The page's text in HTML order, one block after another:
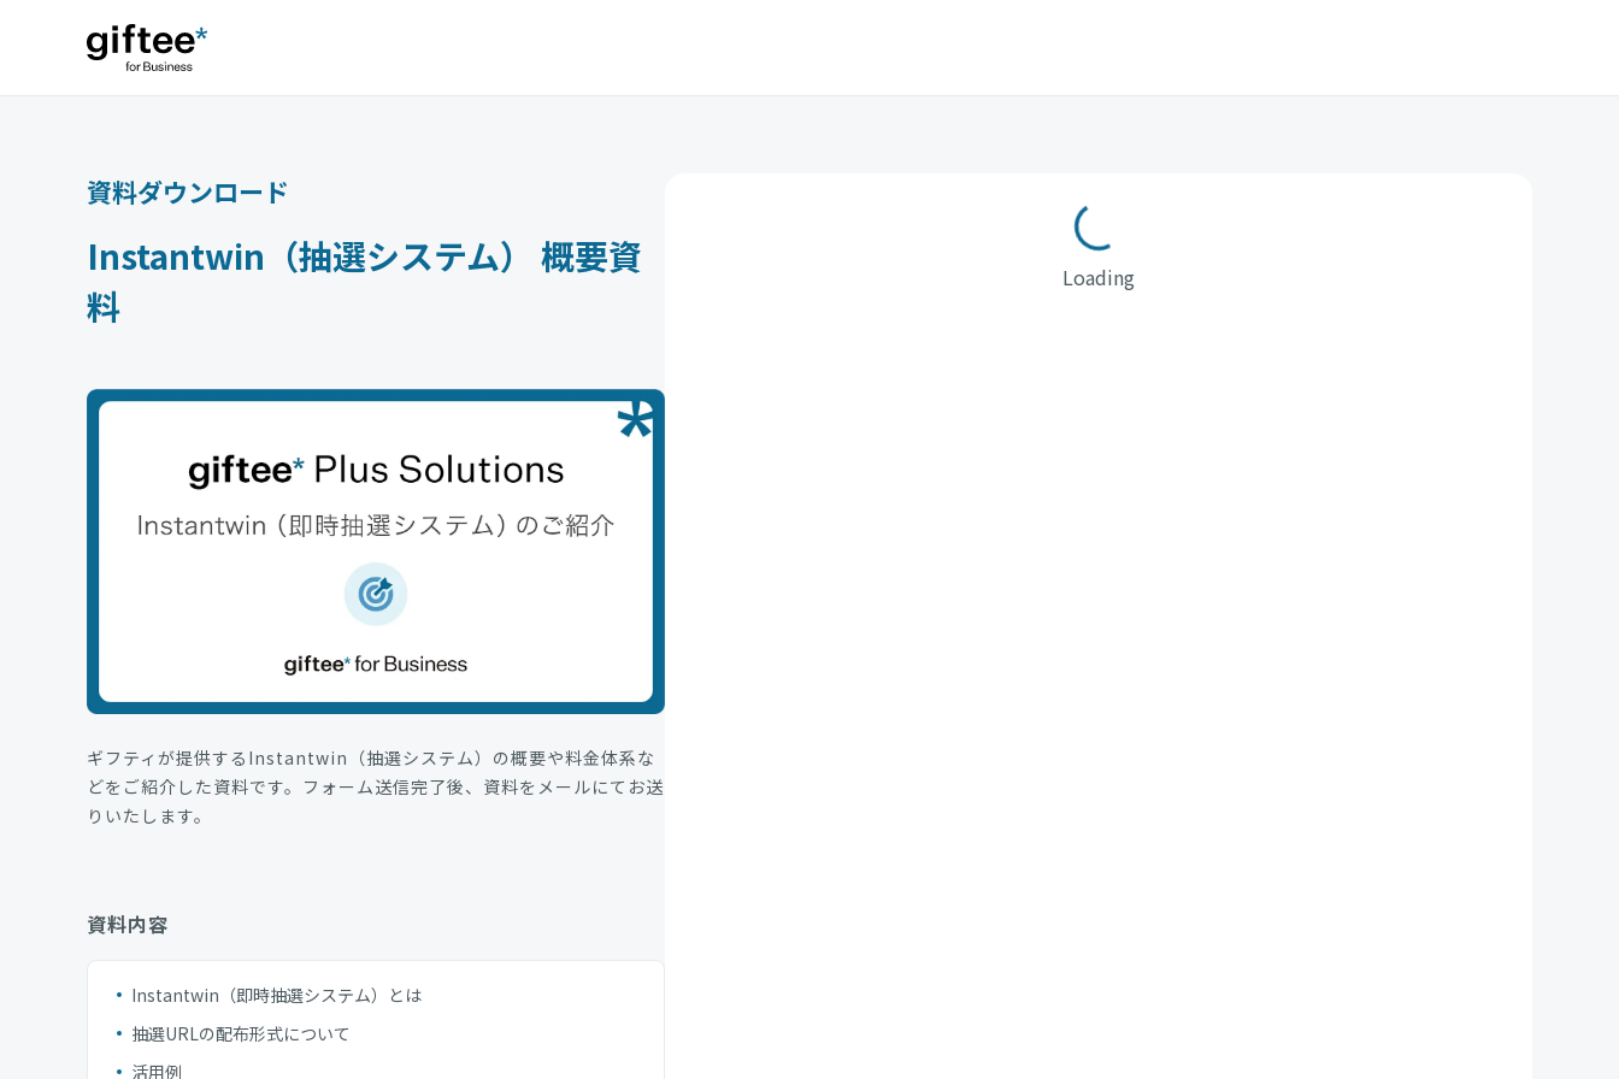
資料ダウンロード
Instantwin（抽選システム） 概要資
料
ギフティが提供するInstantwin（抽選システム）の概要や料金体系な
どをご紹介した資料です。フォーム送信完了後、資料をメールにてお送
りいたします。
資料内容
Instantwin（即時抽選システム）とは
抽選URLの配布形式について
活用例
Loading